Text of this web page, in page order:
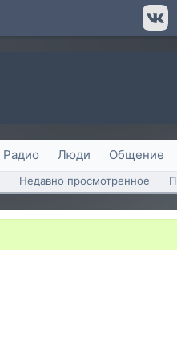
Радио Люди Общение
Недавно просмотренное